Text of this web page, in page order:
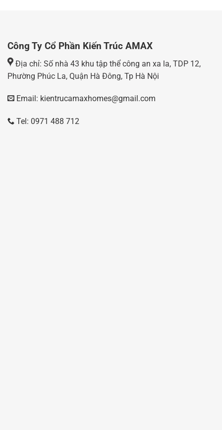
Công Ty Cổ Phần Kiến Trúc AMAX
Địa chỉ: Số nhà 43 khu tập thể công an xa la, TDP 12,
Phường Phúc La, Quận Hà Đông, Tp Hà Nội
Email: kientrucamaxhomes@gmail.com
Tel: 0971 488 712